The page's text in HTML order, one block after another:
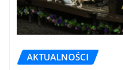
AKTUALNOŚCI